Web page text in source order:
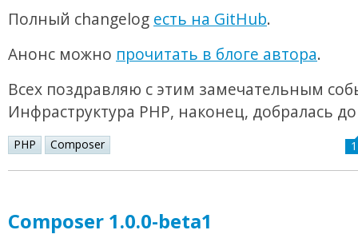
Полный changelog есть на GitHub.
Анонс можно прочитать в блоге автора.
Всех поздравляю с этим замечательным
Инфраструктура PHP, наконец, добралась
PHP Composer
Composer 1.0.0-beta1